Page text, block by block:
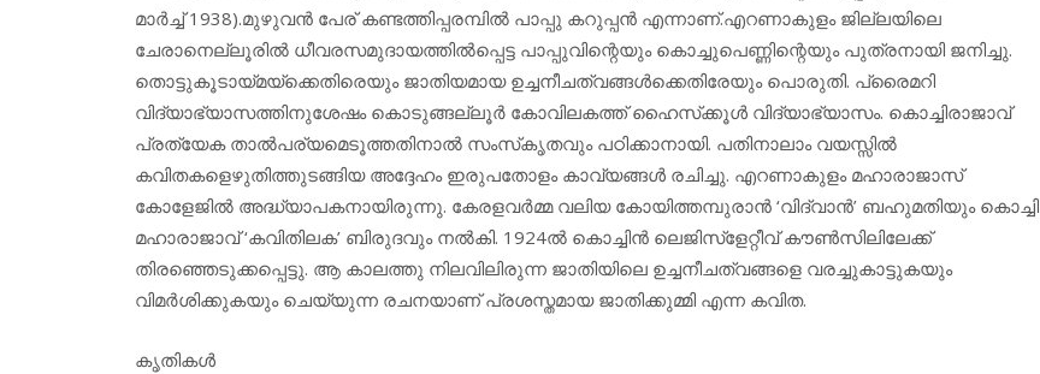
മാര്‍ച്ച് 1938).മുഴുവന്‍ പേര് കണ്ടത്തിപ്പരമ്പില്‍ പാപ്പു കറുപ്പന്‍ എന്നാണ്.എറണാകുളം ജില്ലയിലെ
ചേരാനെല്ലൂരില്‍ ധീവരസമുദായത്തില്‍പ്പെട്ട പാപ്പുവിന്റെയും കൊച്ചുപെണ്ണിന്റെയും പുത്രനായി ജനിച്ചു.
തൊട്ടുകൂടായ്മയ്‌ക്കെതിരെയും ജാതിയമായ ഉച്ചനീചത്വങ്ങള്‍ക്കെതിരേയും പൊരുതി. പ്രൈമറി
വിദ്യാഭ്യാസത്തിനുശേഷം കൊടുങ്ങല്ലൂര്‍ കോവിലകത്ത് ഹൈസ്‌ക്കൂള്‍ വിദ്യാഭ്യാസം. കൊച്ചിരാജാവ്
പ്രത്യേക താല്‍പര്യമെടൂത്തതിനാല്‍ സംസ്‌കൃതവും പഠിക്കാനായി. പതിനാലാം വയസ്സില്‍
കവിതകളെഴുതിത്തുടങ്ങിയ അദ്ദേഹം ഇരുപതോളം കാവ്യങ്ങള്‍ രചിച്ചു. എറണാകുളം മഹാരാജാസ്
കോളേജില്‍ അദ്ധ്യാപകനായിരുന്നു. കേരളവര്‍മ്മ വലിയ കോയിത്തമ്പുരാന്‍ ‘വിദ്വാന്‍’ ബഹുമതിയും കൊച്ചി
മഹാരാജാവ് ‘കവിതിലക’ ബിരുദവും നല്‍കി. 1924ല്‍ കൊച്ചിന്‍ ലെജിസ്‌ളേറ്റീവ് കൗണ്‍സിലിലേക്ക്
തിരഞ്ഞെടുക്കപ്പെട്ടു. ആ കാലത്തു നിലവിലിരുന്ന ജാതിയിലെ ഉച്ചനീചത്വങ്ങളെ വരച്ചുകാട്ടുകയും
വിമര്‍ശിക്കുകയും ചെയ്യുന്ന രചനയാണ് പ്രശസ്തമായ ജാതിക്കുമ്മി എന്ന കവിത.
കൃതികള്‍